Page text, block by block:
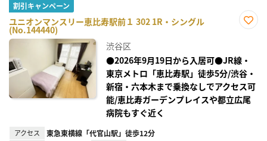
割引キャンペーン
ユニオンマンスリー恵比寿駅前１ 302 1R・シングル
(No.144440)
録
渋谷区
●2026年9月19日から入居可●JR線・
東京メトロ「恵比寿駅」徒歩5分/渋谷・
新宿・六本木まで乗換なしでアクセス可
能/恵比寿ガーデンプレイスや都立広尾
病院もすぐ近く
アクセス 東急東横線「代官山駅」徒歩12分